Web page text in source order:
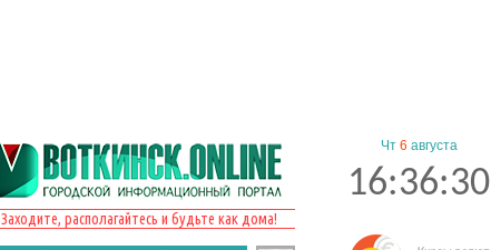
Заходите, располагайтесь и будьте как дома!
Чт 6 августа
16:36:31